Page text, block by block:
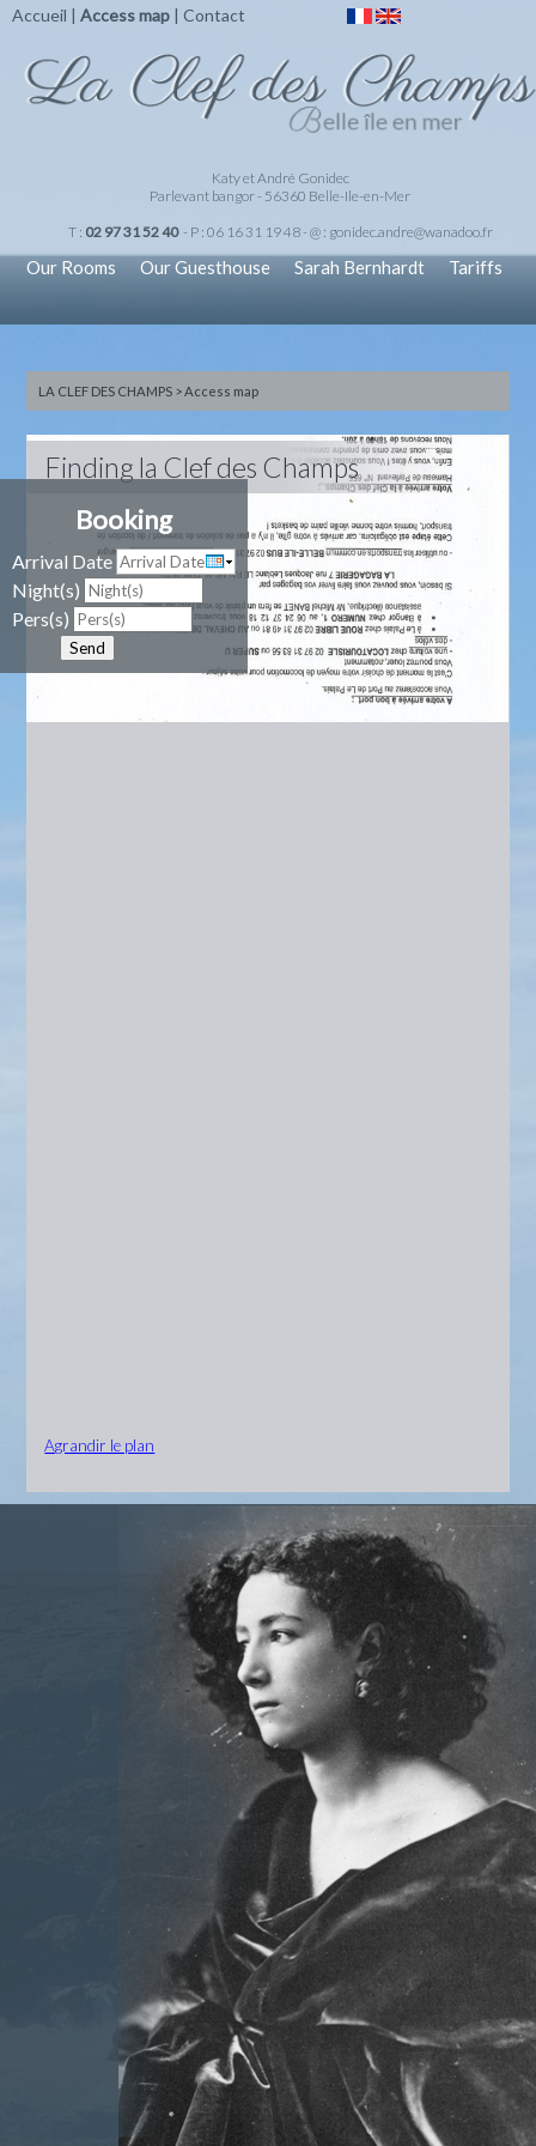
Booking
Arrival Date
Night(s)
Pers(s)
Send
Accueil | Access map | Contact
Katy et André Gonidec
Parlevant bangor - 56360 Belle-Ile-en-Mer
T : 02 97 31 52 40- P : 06 16 31 19 48 - @ : gonidec.andre@wanadoo.fr
Our Rooms Our Guesthouse Sarah Bernhardt Tariffs
LA CLEF DES CHAMPS >Access map
Finding la Clef des Champs
Agrandir le plan